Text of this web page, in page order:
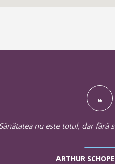
nu este totul, dar fără
ARTHUR